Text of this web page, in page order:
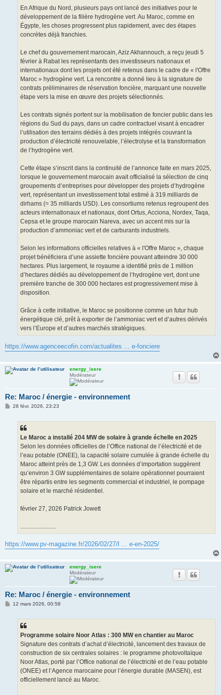
En Afrique du Nord, plusieurs pays ont lancé des initiatives pour le
développement de la filière hydrogène vert. Au Maroc, comme en
Égypte, les choses progressent plus rapidement, avec des étapes
concrètes déjà franchies.
Le chef du gouvernement marocain, Aziz Akhannouch, a reçu jeudi 5
février à Rabat les représentants des investisseurs nationaux et
internationaux dont les projets ont été retenus dans le cadre de « l'Offre
Maroc » hydrogène vert. La rencontre a donné lieu à la signature de
contrats préliminaires de réservation foncière, marquant une nouvelle
étape vers la mise en œuvre des projets sélectionnés.
Les contrats signés portent sur la mobilisation de foncier public dans les
régions du Sud du pays, dans un cadre contractuel visant à encadrer
l’utilisation des terrains dédiés à des projets intégrés couvrant la
production d’électricité renouvelable, l’électrolyse et la transformation
de l’hydrogène vert.
Cette étape s’inscrit dans la continuité de l’annonce faite en mars 2025,
lorsque le gouvernement marocain avait officialisé la sélection de cinq
groupements d’entreprises pour développer des projets d’hydrogène
vert, représentant un investissement total estimé à 319 milliards de
dirhams (≈ 35 milliards USD). Les consortiums retenus regroupent des
acteurs internationaux et nationaux, dont Ortus, Acciona, Nordex, Taqa,
Cepsa et le groupe marocain Nareva, avec un accent mis sur la
production d’ammoniac vert et de carburants industriels.
Selon les informations officielles relatives à « l'Offre Maroc », chaque
projet bénéficiera d’une assiette foncière pouvant atteindre 30 000
hectares. Plus largement, le royaume a identifié près de 1 million
d’hectares dédiés au développement de l’hydrogène vert, dont une
première tranche de 300 000 hectares est progressivement mise à
disposition.
Grâce à cette initiative, le Maroc se positionne comme un futur hub
énergétique clé, prêt à exporter de l’ammoniac vert et d’autres dérivés
vers l’Europe et d’autres marchés stratégiques.
https://www.agenceecofin.com/actualites ... e-fonciere
energy_isere
Modérateur
Re: Maroc / énergie - environnement
M28 févr. 2026, 23:23
Le Maroc a installé 204 MW de solaire à grande échelle en 2025
Selon les données officielles de l’Office national de l’électricité et de
l’eau potable (ONEE), la capacité solaire cumulée à grande échelle du
Maroc atteint près de 1,3 GW. Les données d’importation suggèrent
qu’environ 3 GW supplémentaires de solaire opérationnel pourraient
être répartis entre les segments commercial et industriel, le pompage
solaire et le marché résidentiel.
février 27, 2026 Patrick Jowett
https://www.pv-magazine.fr/2026/02/27/l ... e-en-2025/
energy_isere
Modérateur
Re: Maroc / énergie - environnement
M
12 mars 2026, 00:58
Programme solaire Noor Atlas : 300 MW en chantier au Maroc
Signature des contrats d’achat d’électricité, lancement des travaux de
construction de six centrales solaires : le programme photovoltaïque
Noor Atlas, porté par l’Office national de l’électricité et de l’eau potable
(ONEE) et l’Agence marocaine pour l’énergie durable (MASEN), est
officiellement lancé au Maroc.